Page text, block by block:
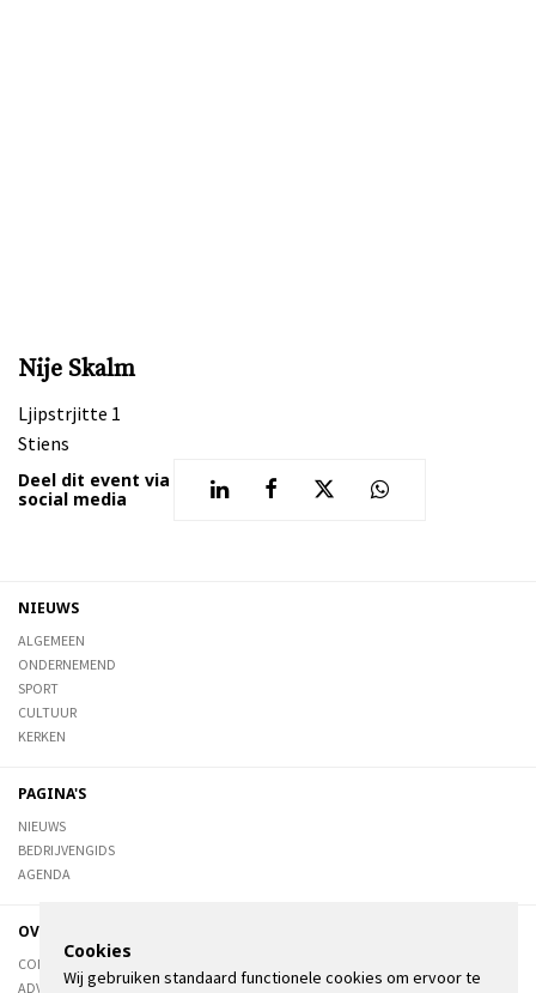
Nije Skalm
Ljipstrjitte 1
Stiens
Deel dit event via
social media
NIEUWS
ALGEMEEN
ONDERNEMEND
SPORT
CULTUUR
KERKEN
PAGINA'S
NIEUWS
BEDRIJVENGIDS
AGENDA
OVER DE STIENSER
CONTACT
ADVERTEREN
Cookies
Wij gebruiken standaard functionele cookies om ervoor te